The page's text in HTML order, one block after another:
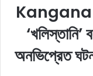
Kangana
‘খলিস্তানি’
অনভিপ্রেত